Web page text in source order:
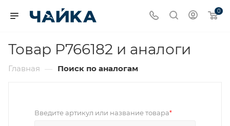
0
Товар P766182 и аналоги
Главная — Поиск по аналогам
Введите артикул или название товара*